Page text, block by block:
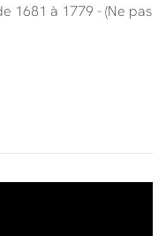
1681 à 1779 - (Ne pas